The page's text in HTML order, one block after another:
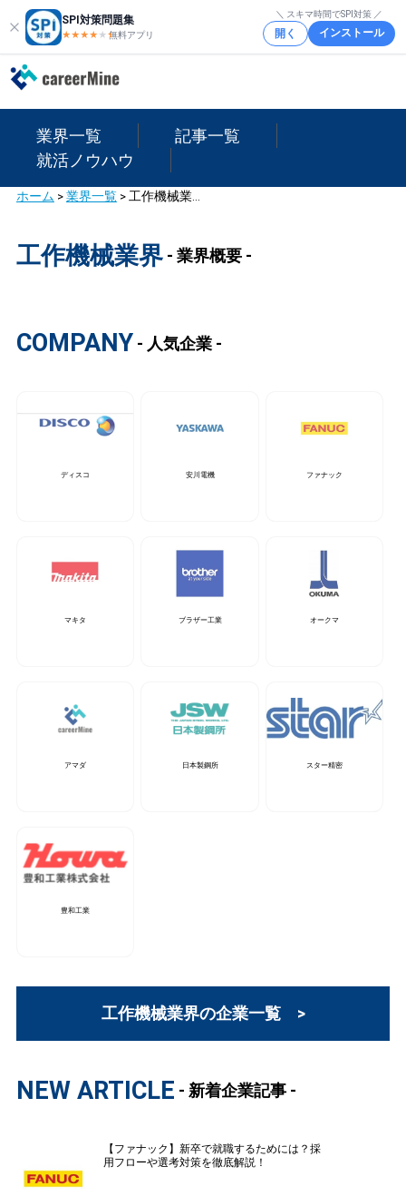
SPI対策問題集
★★★★ ★★
無料アプリ
＼ スキマ時間でSPI対策 ／
開く インストール
業界一覧
記事一覧
就活ノウハウ
ホーム >業界一覧> 工作機械業界
工作機械業界 - 業界概要 -
COMPANY - 人気企業 -
ディスコ 安川電機 ファナック
マキタ ブラザー工業 オークマ
アマダ 日本製鋼所 スター精密
豊和工業
工作機械業界の企業一覧 >
NEW ARTICLE - 新着企業記事 -
【ファナック】新卒で就職するためには？採
用フローや選考対策を徹底解説！